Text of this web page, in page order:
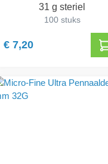
31 g steriel
100 stuks
€ 7,20